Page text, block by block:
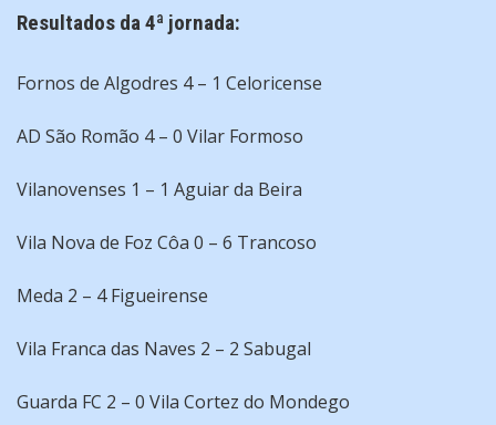
Resultados da 4ª jornada:
Fornos de Algodres 4 – 1 Celoricense
AD São Romão 4 – 0 Vilar Formoso
Vilanovenses 1 – 1 Aguiar da Beira
Vila Nova de Foz Côa 0 – 6 Trancoso
Meda 2 – 4 Figueirense
Vila Franca das Naves 2 – 2 Sabugal
Guarda FC 2 – 0 Vila Cortez do Mondego